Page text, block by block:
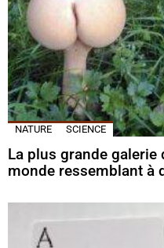
NATURE SCIENCE
La plus grande galerie
monde ressemblant à